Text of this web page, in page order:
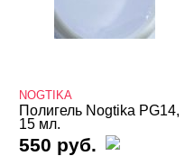
NOGTIKA
Полигель Nogtika PG14,
15 мл.
550 руб.